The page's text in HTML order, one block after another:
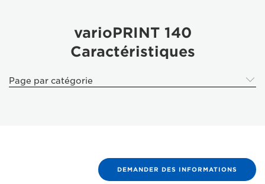
Produits professionnels
Impression de production
varioPRINT 140
Caractéristiques
Page par catégorie
DEMANDER DES INFORMATIONS